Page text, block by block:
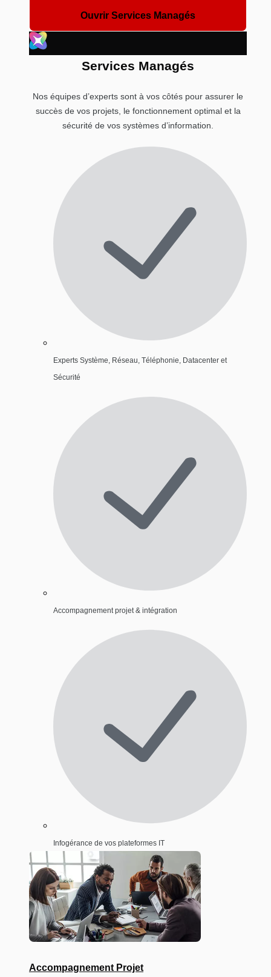
Ouvrir Services Managés
Services Managés
Nos équipes d’experts sont à vos côtés pour assurer le
succès de vos projets, le fonctionnement optimal et la
sécurité de vos systèmes d’information.
Experts Système, Réseau, Téléphonie, Datacenter et
Sécurité
Accompagnement projet & intégration
Infogérance de vos plateformes IT
Accompagnement Projet